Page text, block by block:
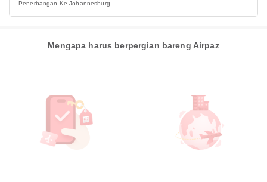
Penerbangan Ke Johannesburg
Mengapa harus berpergian bareng Airpaz